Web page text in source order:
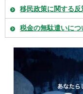
移民政策に関する
税金の無駄遣いにつ